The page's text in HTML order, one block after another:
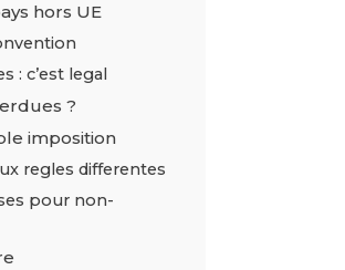
hors UE
: c’est legal
?
imposition
regles differentes
pour non-